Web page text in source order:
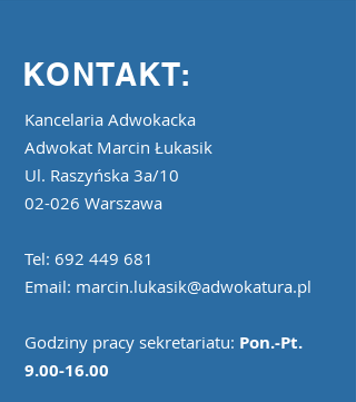
KONTAKT:
Kancelaria Adwokacka
Adwokat Marcin Łukasik
Ul. Raszyńska 3a/10
02-026 Warszawa
Tel: 692 449 681
Email: marcin.lukasik@adwokatura.pl
Godziny pracy sekretariatu: Pon.-Pt.
9.00-16.00